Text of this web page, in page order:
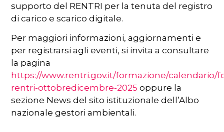
supporto del RENTRI per la tenuta del registro
di carico e scarico digitale.
Per maggiori informazioni, aggiornamenti e
per registrarsi agli eventi, si invita a consultare
la pagina
https://www.rentri.gov.it/formazione/calendario/
rentri-ottobredicembre-2025 oppure la
sezione News del sito istituzionale dell’Albo
nazionale gestori ambientali.